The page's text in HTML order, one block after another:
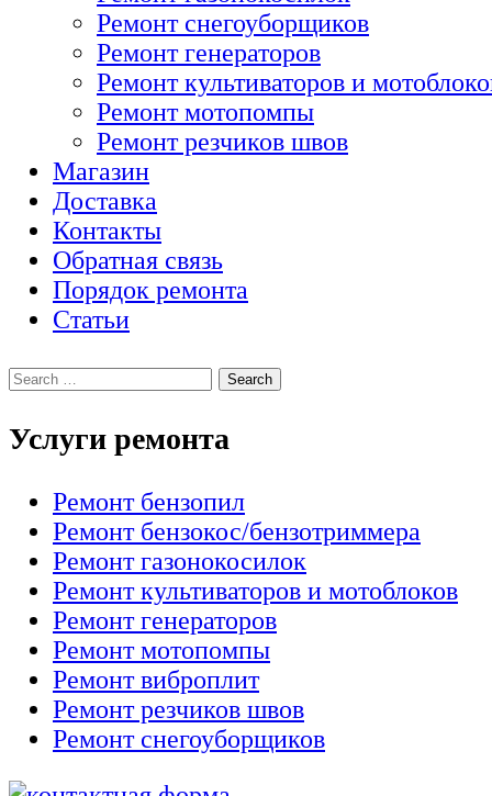
Ремонт снегоуборщиков
Ремонт генераторов
Ремонт культиваторов и
Ремонт мотопомпы
Ремонт резчиков швов
Магазин
Доставка
Контакты
Обратная связь
Порядок ремонта
Статьи
Услуги ремонта
Ремонт бензопил
Ремонт бензокос/бензотриммера
Ремонт газонокосилок
Ремонт культиваторов и мотоблоков
Ремонт генераторов
Ремонт мотопомпы
Ремонт виброплит
Ремонт резчиков швов
Ремонт снегоуборщиков